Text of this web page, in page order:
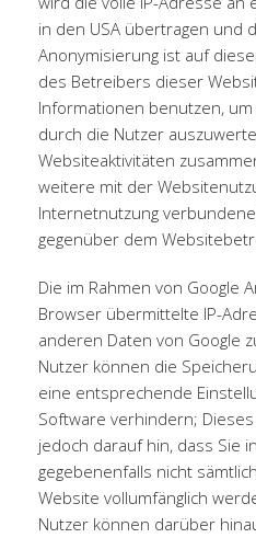
in den USA übertragen und
Anonymisierung ist auf
des Betreibers dieser
Informationen benutzen,
durch die Nutzer
Websiteaktivitäten
weitere mit der
Internetnutzung
gegenüber dem
Die im Rahmen von Google
Browser übermittelte IP-
anderen Daten von Google
Nutzer können die
eine entsprechende
Software verhindern;
jedoch darauf hin, dass Sie
gegebenenfalls nicht
Website vollumfänglich
Nutzer können darüber